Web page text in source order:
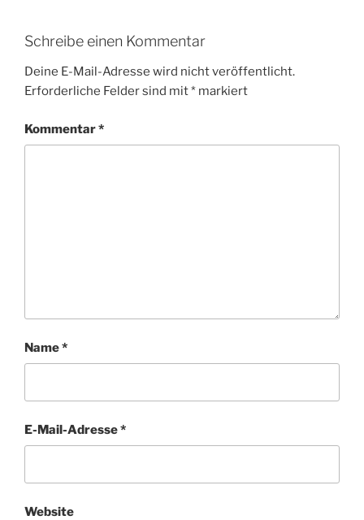
Schreibe einen Kommentar
Deine E-Mail-Adresse wird nicht veröffentlicht.
Erforderliche Felder sind mit* markiert
Kommentar*
Name*
E-Mail-Adresse*
Website